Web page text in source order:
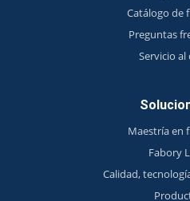
Catálogo de
Preguntas
Servicio al
Maestría en
Fabory
Calidad,